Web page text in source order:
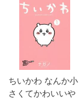
ちいかわ なんか小
さくてかわいいや